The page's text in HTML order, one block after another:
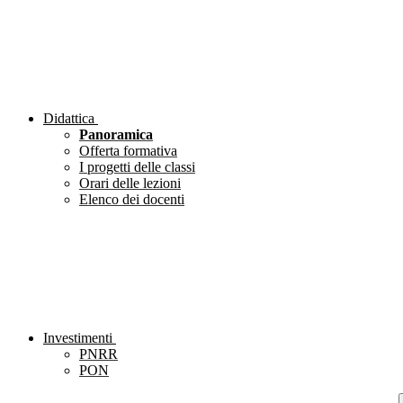
Didattica
Panoramica
Offerta formativa
I progetti delle classi
Orari delle lezioni
Elenco dei docenti
Investimenti
PNRR
PON